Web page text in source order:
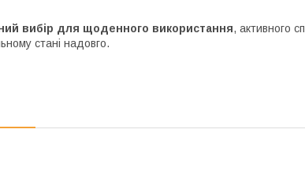
вибір для щоденного використання, активного
стані надовго.